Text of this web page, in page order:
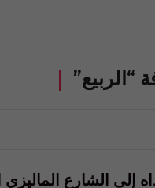
“الربيع”
إلى الشارع الماليزي